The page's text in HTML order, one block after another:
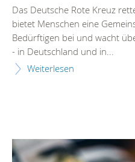
Das Deutsche Rote Kreuz
bietet Menschen eine
Bedürftigen bei und wacht
- in Deutschland und in...
Weiterlesen